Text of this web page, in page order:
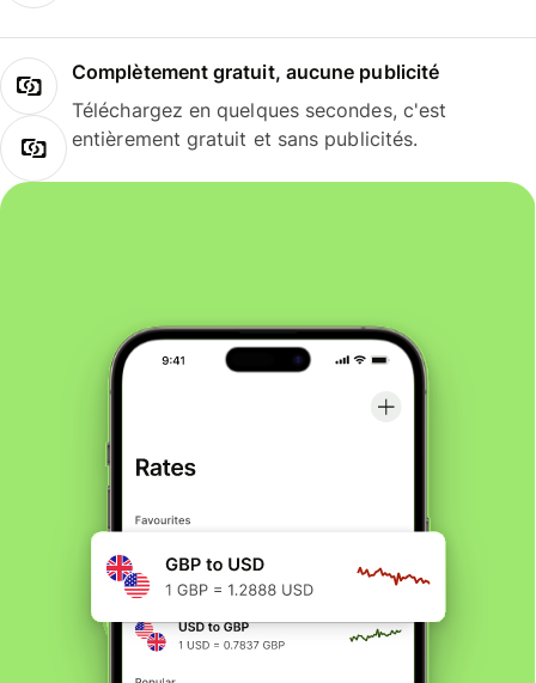
Complètement gratuit, aucune publicité
Téléchargez en quelques secondes, c'est
entièrement gratuit et sans publicités.